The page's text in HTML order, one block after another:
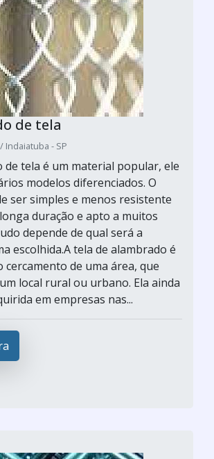
de tela
Indaiatuba - SP
de tela é um material popular, ele
modelos diferenciados. O
ser simples e menos resistente
duração e apto a muitos
depende de qual será a
escolhida.A tela de alambrado é
cercamento de uma área, que
local rural ou urbano. Ela ainda
em empresas nas...